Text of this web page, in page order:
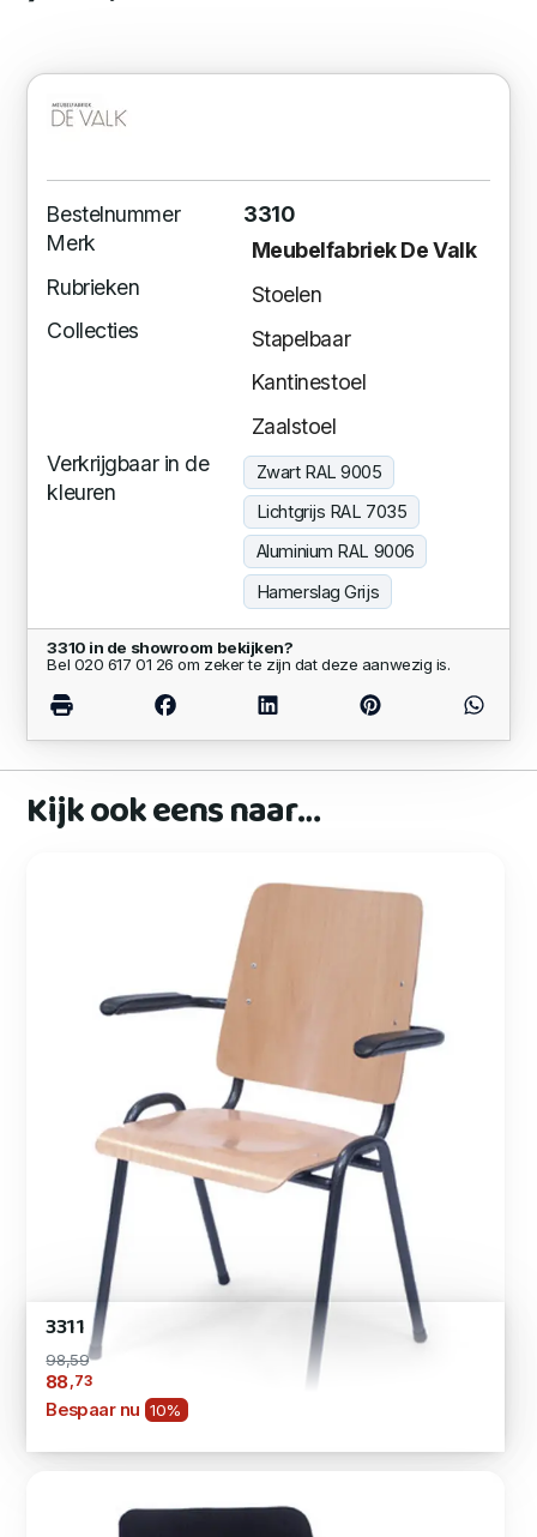
Bestelnummer
3310
Merk
Meubelfabriek De Valk
Rubrieken
Stoelen
Collecties
Stapelbaar
Kantinestoel
Zaalstoel
Verkrijgbaar in de
kleuren
Zwart RAL 9005
Lichtgrijs RAL 7035
Aluminium RAL 9006
Hamerslag Grijs
3310 in de showroom bekijken?
Bel 020 617 01 26 om zeker te zijn dat deze aanwezig is.
Kijk ook eens naar…
3311
98,59
88 ,73
Bespaar nu 10%